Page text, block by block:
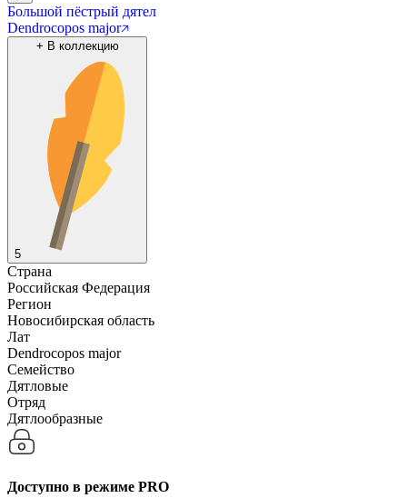
Большой пёстрый дятел
Dendrocopos major
+ В коллекцию
5
Страна
Российская Федерация
Регион
Новосибирская область
Лат
Dendrocopos major
Семейство
Дятловые
Отряд
Дятлообразные
Доступно в режиме PRO